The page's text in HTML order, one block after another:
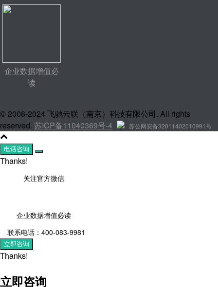
企业数据增值必
读
© 2008-2024 飞驰云联（南京）科技有限公司. All rights
reserved. 苏ICP备11040369号-4 苏公网安备32011402010991号
电话咨询
Thanks!
关注官方微信
企业数据增值必读
联系电话：400-083-9981
立即咨询
Thanks!
立即咨询